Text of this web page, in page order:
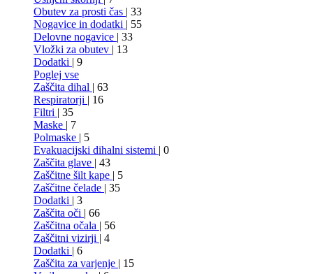
Obutev za prosti čas | 33
Nogavice in dodatki | 55
Delovne nogavice | 33
Vložki za obutev | 13
Dodatki | 9
Poglej vse
Zaščita dihal | 63
Respiratorji | 16
Filtri | 35
Maske | 7
Polmaske | 5
Evakuacijski dihalni sistemi | 0
Zaščita glave | 43
Zaščitne šilt kape | 5
Zaščitne čelade | 35
Dodatki | 3
Zaščita oči | 66
Zaščitna očala | 56
Zaščitni vizirji | 4
Dodatki | 6
Zaščita za varjenje | 15